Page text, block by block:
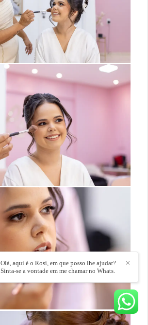
✕
Olá, aqui é o Rosi, em que posso lhe ajudar?
Sinta-se a vontade em me chamar no Whats.